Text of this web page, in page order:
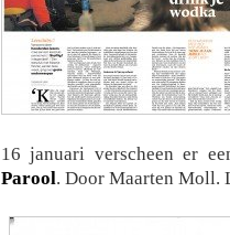
16 januari verscheen er
Parool. Door Maarten Moll.